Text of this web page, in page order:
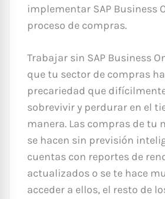
implementar SAP Business
proceso de compras.
Trabajar sin SAP Business
que tu sector de compras
precariedad que
sobrevivir y perdurar en el
manera. Las compras de tu
se hacen sin previsión
cuentas con reportes de
actualizados o se te hace
acceder a ellos, el resto de